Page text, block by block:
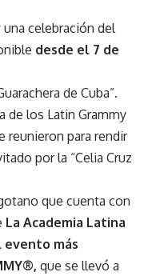
celebración del
desde el 7 de
de Cuba”.
de los Latin Grammy
reunieron para rendir
por la “Celia Cruz
que cuenta con
La Academia Latina
evento más
que se llevó a